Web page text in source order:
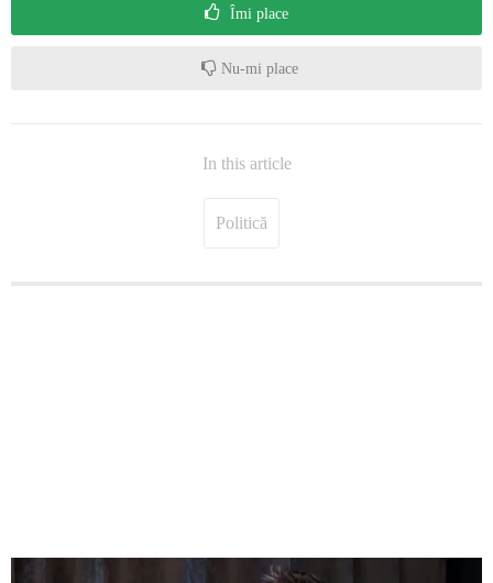
Îmi place
Nu-mi place
In this article
Politică